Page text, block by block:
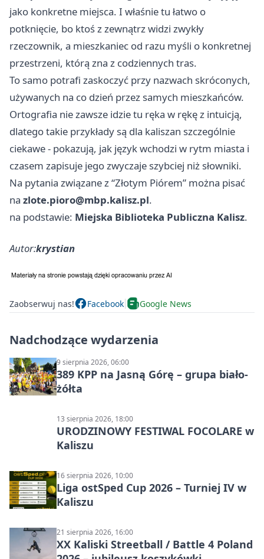
jako konkretne miejsca. I właśnie tu łatwo o
potknięcie, bo ktoś z zewnątrz widzi zwykły
rzeczownik, a mieszkaniec od razu myśli o konkretnej
przestrzeni, którą zna z codziennych tras.
To samo potrafi zaskoczyć przy nazwach skróconych,
używanych na co dzień przez samych mieszkańców.
Ortografia nie zawsze idzie tu ręka w rękę z intuicją,
dlatego takie przykłady są dla kaliszan szczególnie
ciekawe - pokazują, jak język wchodzi w rytm miasta i
czasem zapisuje jego zwyczaje szybciej niż słowniki.
Na pytania związane z “Złotym Piórem” można pisać
na zlote.pioro@mbp.kalisz.pl.
na podstawie: Miejska Biblioteka Publiczna Kalisz.
Autor:krystian
Zaobserwuj nas! Facebook Google News
Nadchodzące wydarzenia
9 sierpnia 2026, 06:00
389 KPP na Jasną Górę – grupa biało-
żółta
13 sierpnia 2026, 18:00
URODZINOWY FESTIWAL FOCOLARE w
Kaliszu
16 sierpnia 2026, 10:00
Liga ostSped Cup 2026 – Turniej IV w
Kaliszu
21 sierpnia 2026, 16:00
XX Kaliski Streetball / Battle 4 Poland